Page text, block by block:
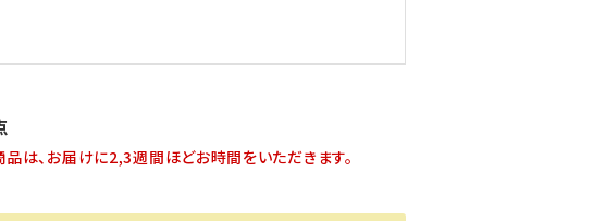
は、お届けに2,3週間ほどお時間をいただきます。